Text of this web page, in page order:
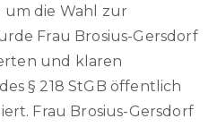
um die Wahl zur
Frau Brosius-Gersdorf
und klaren
§ 218 StGB öffentlich
Frau Brosius-Gersdorf